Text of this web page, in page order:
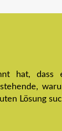
hat, dass
Lösung